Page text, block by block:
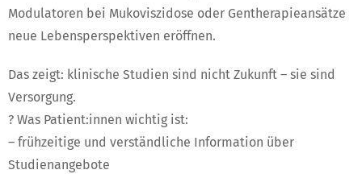
Modulatoren bei Mukoviszidose oder Gentherapieansätze
neue Lebensperspektiven eröffnen.
Das zeigt: klinische Studien sind nicht Zukunft – sie sind
Versorgung.
? Was Patient:innen wichtig ist:
– frühzeitige und verständliche Information über
Studienangebote